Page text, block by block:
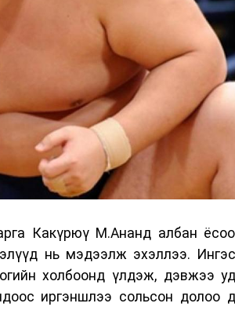
Какүрюү М.Ананд албан
нь мэдээлж эхэллээ.
холбоонд үлдэж, дэвжээ
иргэншлээ сольсон долоо